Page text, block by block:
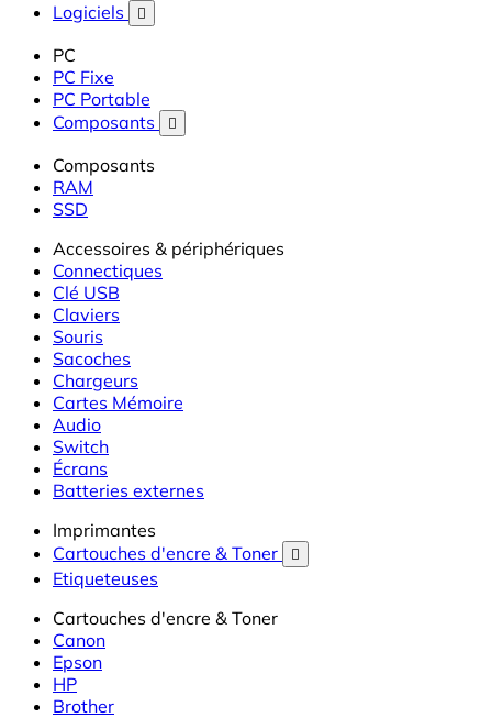
Logiciels 
PC
PC Fixe
PC Portable
Composants

Composants
RAM
SSD
Accessoires & périphériques
Connectiques
Clé USB
Claviers
Souris
Sacoches
Chargeurs
Cartes Mémoire
Audio
Switch
Écrans
Batteries externes
Imprimantes
Cartouches d'encre & Toner

Etiqueteuses
Cartouches d'encre & Toner
Canon
Epson
HP
Brother